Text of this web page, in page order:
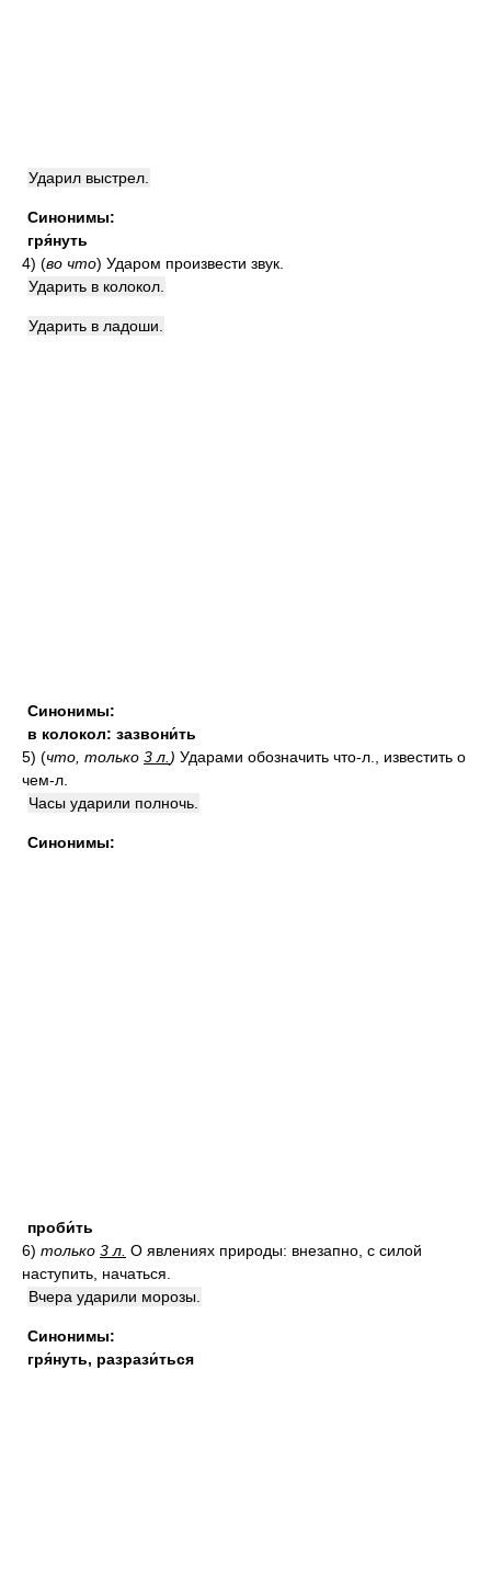
Ударил выстрел.
Синонимы:
гря́нуть
4) (во что) Ударом произвести звук.
Ударить в колокол.
Ударить в ладоши.
Синонимы:
в колокол: зазвони́ть
5) (что, только 3 л. ) Ударами обозначить что-л., известить о
чем-л.
Часы ударили полночь.
Синонимы:
проби́ть
6) только 3 л. О явлениях природы: внезапно, с силой
наступить, начаться.
Вчера ударили морозы.
Синонимы:
гря́нуть, разрази́ться